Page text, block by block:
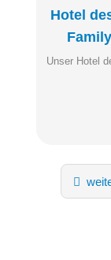
Hotel
Unser Hotel